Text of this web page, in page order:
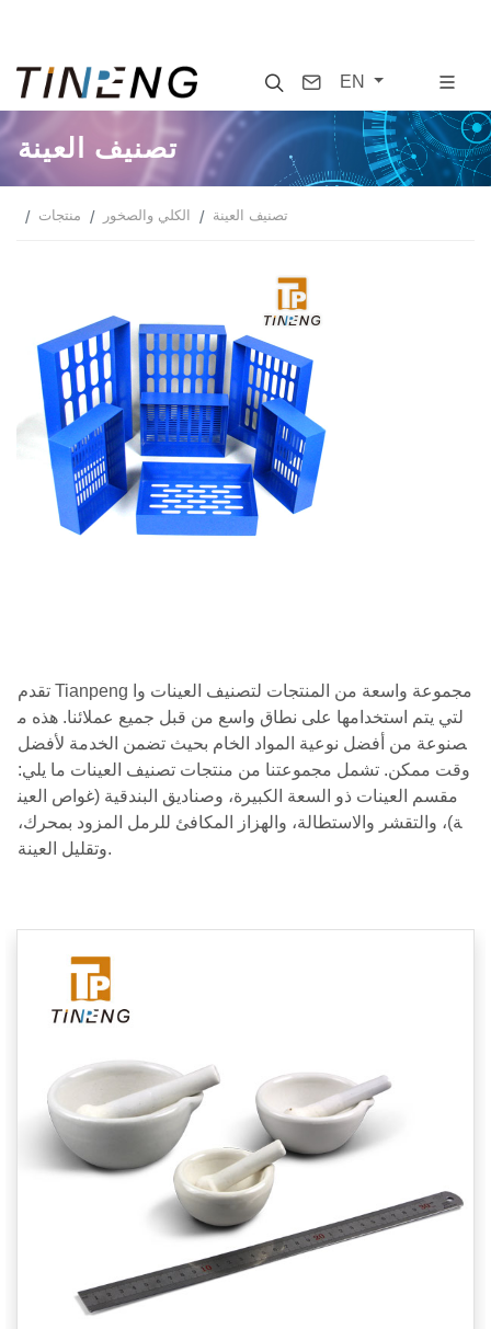
SearchContact
EN
تصنيف العينة
منتجات الكلي والصخور تصنيف العينة
تقدم Tianpeng مجموعة واسعة من المنتجات لتصنيف العينات وا
لتي يتم استخدامها على نطاق واسع من قبل جميع عملائنا. هذه م
صنوعة من أفضل نوعية المواد الخام بحيث تضمن الخدمة لأفضل
وقت ممكن. تشمل مجموعتنا من منتجات تصنيف العينات ما يلي:
مقسم العينات ذو السعة الكبيرة، وصناديق البندقية (غواص العين
ة)، والتقشر والاستطالة، والهزاز المكافئ للرمل المزود بمحرك،
وتقليل العينة.